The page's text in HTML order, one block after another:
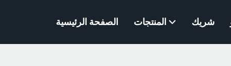
الصفحة الرئيسية المنتجات شريك